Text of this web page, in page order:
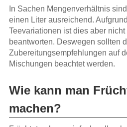
In Sachen Mengenverhältnis
einen Liter ausreichend.
Teevariationen ist dies aber
beantworten. Deswegen sollten
Zubereitungsempfehlungen auf
Mischungen beachtet werden.
Wie kann man
machen?